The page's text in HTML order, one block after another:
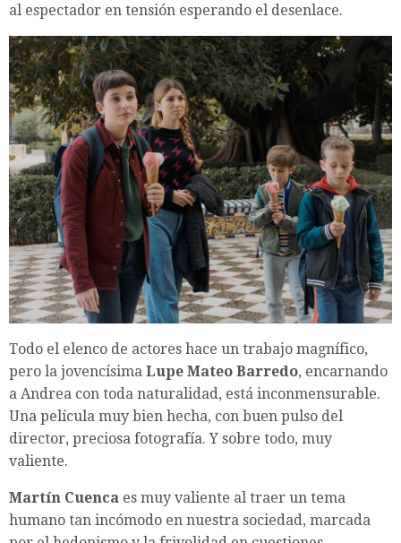
al espectador en tensión esperando el desenlace.
Todo el elenco de actores hace un trabajo magnífico,
pero la jovencísima Lupe Mateo Barredo, encarnando
a Andrea con toda naturalidad, está inconmensurable.
Una película muy bien hecha, con buen pulso del
director, preciosa fotografía. Y sobre todo, muy
valiente.
Martín Cuenca es muy valiente al traer un tema
humano tan incómodo en nuestra sociedad, marcada